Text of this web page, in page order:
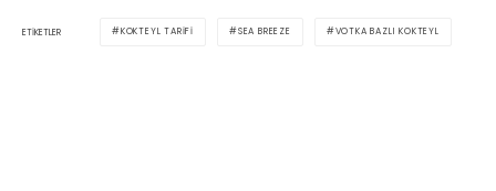
ETIKETLER KOKTEYL TARIFI SEA BREEZE VOTKA BAZLI KOKTEYL